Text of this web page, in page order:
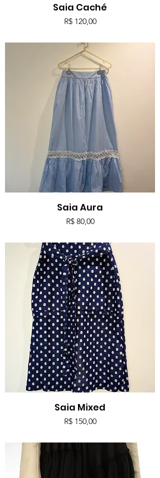
Saia Caché
Preço
R$ 120,00
Saia Aura
Preço
R$ 80,00
Saia Mixed
Preço
R$ 150,00